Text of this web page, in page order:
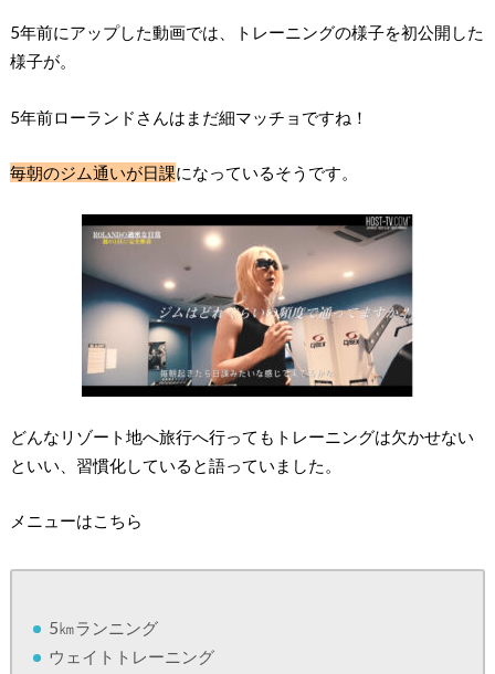
5年前にアップした動画では、トレーニングの様子を初公開した
様子が。
5年前ローランドさんはまだ細マッチョですね！
毎朝のジム通いが日課になっているそうです。
どんなリゾート地へ旅行へ行ってもトレーニングは欠かせない
といい、習慣化していると語っていました。
メニューはこちら
5㎞ランニング
ウェイトトレーニング